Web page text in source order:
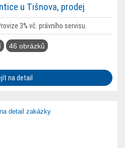
u Tišnova, prodej
3% vč. právního servisu.
46 obrázků
na detail